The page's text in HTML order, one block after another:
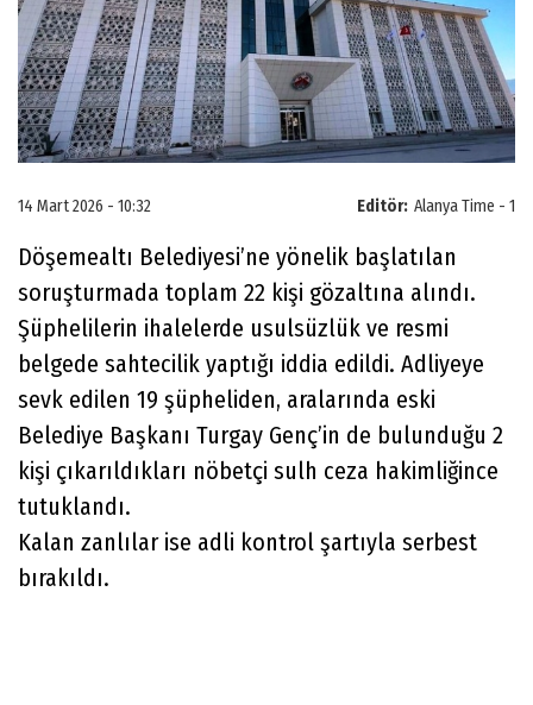
Editör: Alanya Time - 1
14 Mart 2026 - 10:32
Döşemealtı Belediyesi’ne yönelik başlatılan
soruşturmada toplam 22 kişi gözaltına alındı.
Şüphelilerin ihalelerde usulsüzlük ve resmi
belgede sahtecilik yaptığı iddia edildi. Adliyeye
sevk edilen 19 şüpheliden, aralarında eski
Belediye Başkanı Turgay Genç’in de bulunduğu 2
kişi çıkarıldıkları nöbetçi sulh ceza hakimliğince
tutuklandı.
Kalan zanlılar ise adli kontrol şartıyla serbest
bırakıldı.